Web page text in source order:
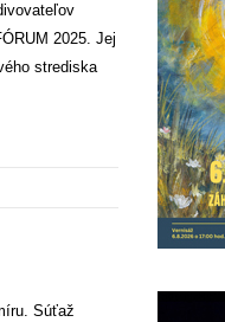
2025. Jej
strediska
Súťaž